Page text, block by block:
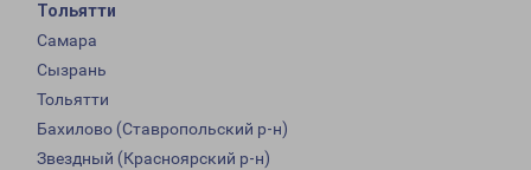
Тольятти
Самара
Сызрань
Тольятти
Бахилово (Ставропольский р-н)
Звездный (Красноярский р-н)